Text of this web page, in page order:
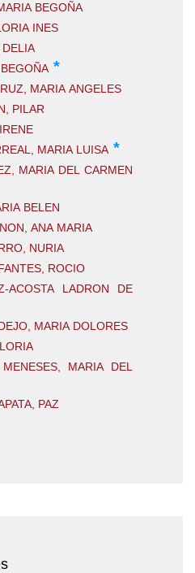
BEGOÑA
INES
*
MARIA ANGELES
PILAR
MARIA LUISA *
MARIA DEL CARMEN
BELEN
ANA MARIA
NURIA
ROCIO
ACOSTA LADRON DE
MARIA DOLORES
MENESES, MARIA DEL
PAZ